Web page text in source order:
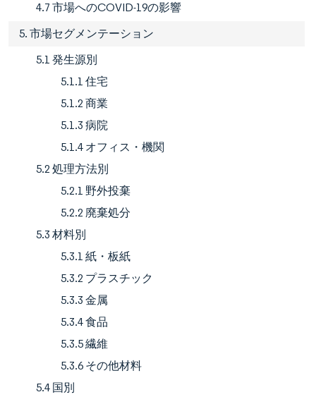
4.7 市場へのCOVID-19の影響
5. 市場セグメンテーション
5.1 発生源別
5.1.1 住宅
5.1.2 商業
5.1.3 病院
5.1.4 オフィス・機関
5.2 処理方法別
5.2.1 野外投棄
5.2.2 廃棄処分
5.3 材料別
5.3.1 紙・板紙
5.3.2 プラスチック
5.3.3 金属
5.3.4 食品
5.3.5 繊維
5.3.6 その他材料
5.4 国別